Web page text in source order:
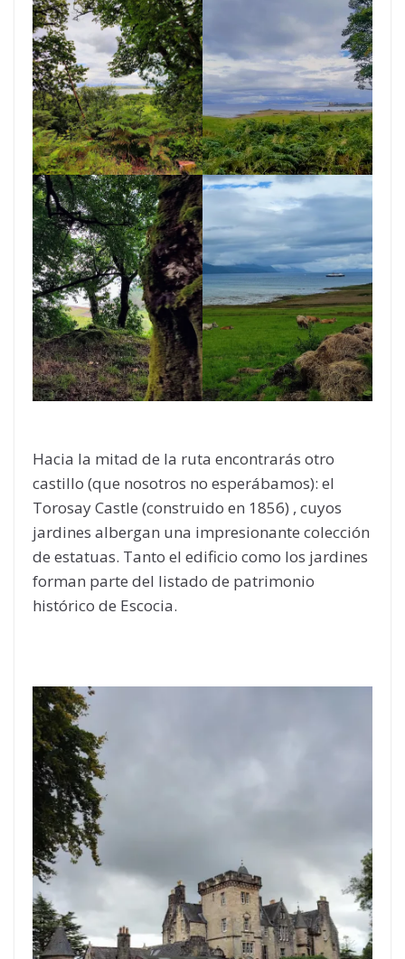
Hacia la mitad de la ruta encontrarás otro
castillo (que nosotros no esperábamos): el
Torosay Castle (construido en 1856) , cuyos
jardines albergan una impresionante colección
de estatuas. Tanto el edificio como los jardines
forman parte del listado de patrimonio
histórico de Escocia.